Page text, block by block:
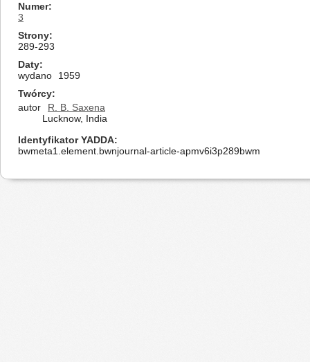
Numer
3
Strony
289-293
Daty
wydano
1959
Twórcy
autor
R. B. Saxena
Lucknow, India
Identyfikator YADDA
bwmeta1.element.bwnjournal-article-apmv6i3p289bwm